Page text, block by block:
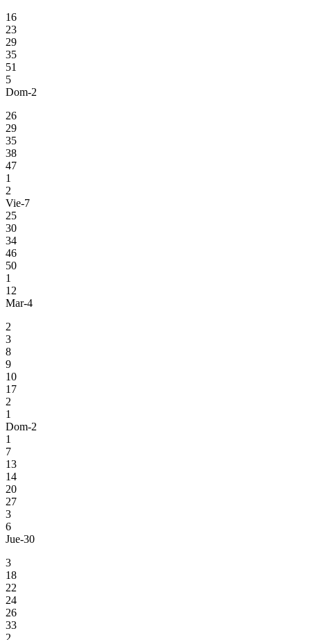
16
23
29
35
51
5
Dom-2
26
29
35
38
47
1
2
Vie-7
25
30
34
46
50
1
12
Mar-4
2
3
8
9
10
17
2
1
Dom-2
1
7
13
14
20
27
3
6
Jue-30
3
18
22
24
26
33
2